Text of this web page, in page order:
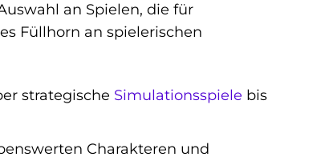
an Spielen, die für
Füllhorn an spielerischen
strategische Simulationsspiele bis
Charakteren und